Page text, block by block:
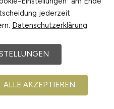
jederzeit
Datenschutzerklärung
ALLE AKZEPTIEREN